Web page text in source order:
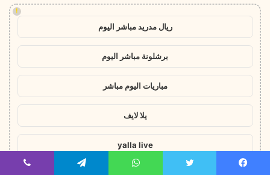
!
ريال مدريد مباشر اليوم
برشلونة مباشر اليوم
مباريات اليوم مباشر
يلا لايف
yalla live